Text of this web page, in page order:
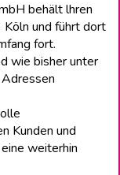
behält lhren
Köln und führt dort
fort.
wie bisher unter
Kunden und
weiterhin